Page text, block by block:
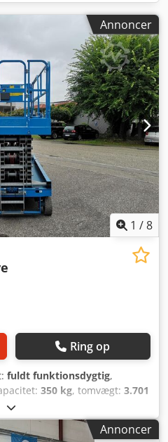
Annoncer
1 /8
Ring op
fuldt funktionsdygtig,
350 kg, tomvægt: 3.701
, brændstoftype:
Elektro,
mm, arbejdshøjde: 15.950
Annoncer